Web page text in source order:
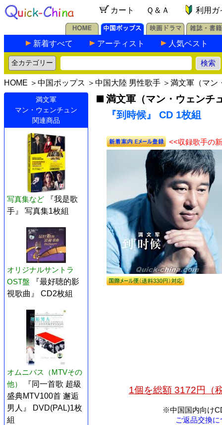
カート Ｑ＆Ａ 利用ガ
新着すべて アーティスト 人気ベスト
HOME ＞ 中国ポップス ＞ 中国大陸 男性歌手 ＞ 満文軍（マン
満文軍
マン・ウェンチュン
関連商品
写真集など
『我是歌
手』 写真集1枚組
オリジナルサントラ
OST盤
『最好聴的影
視歌曲』 CD2枚組
オムニバス（MTVその
他）
『同一首歌 超級
盛典MTV100首 邂逅
男人』 DVD(PAL)1枚
組
満文軍（マン・ウェンチ
『到時候』 CD 1枚組
<<収録歌手の
1個を総額 3172円（
※中国国内向け
ご返品交換